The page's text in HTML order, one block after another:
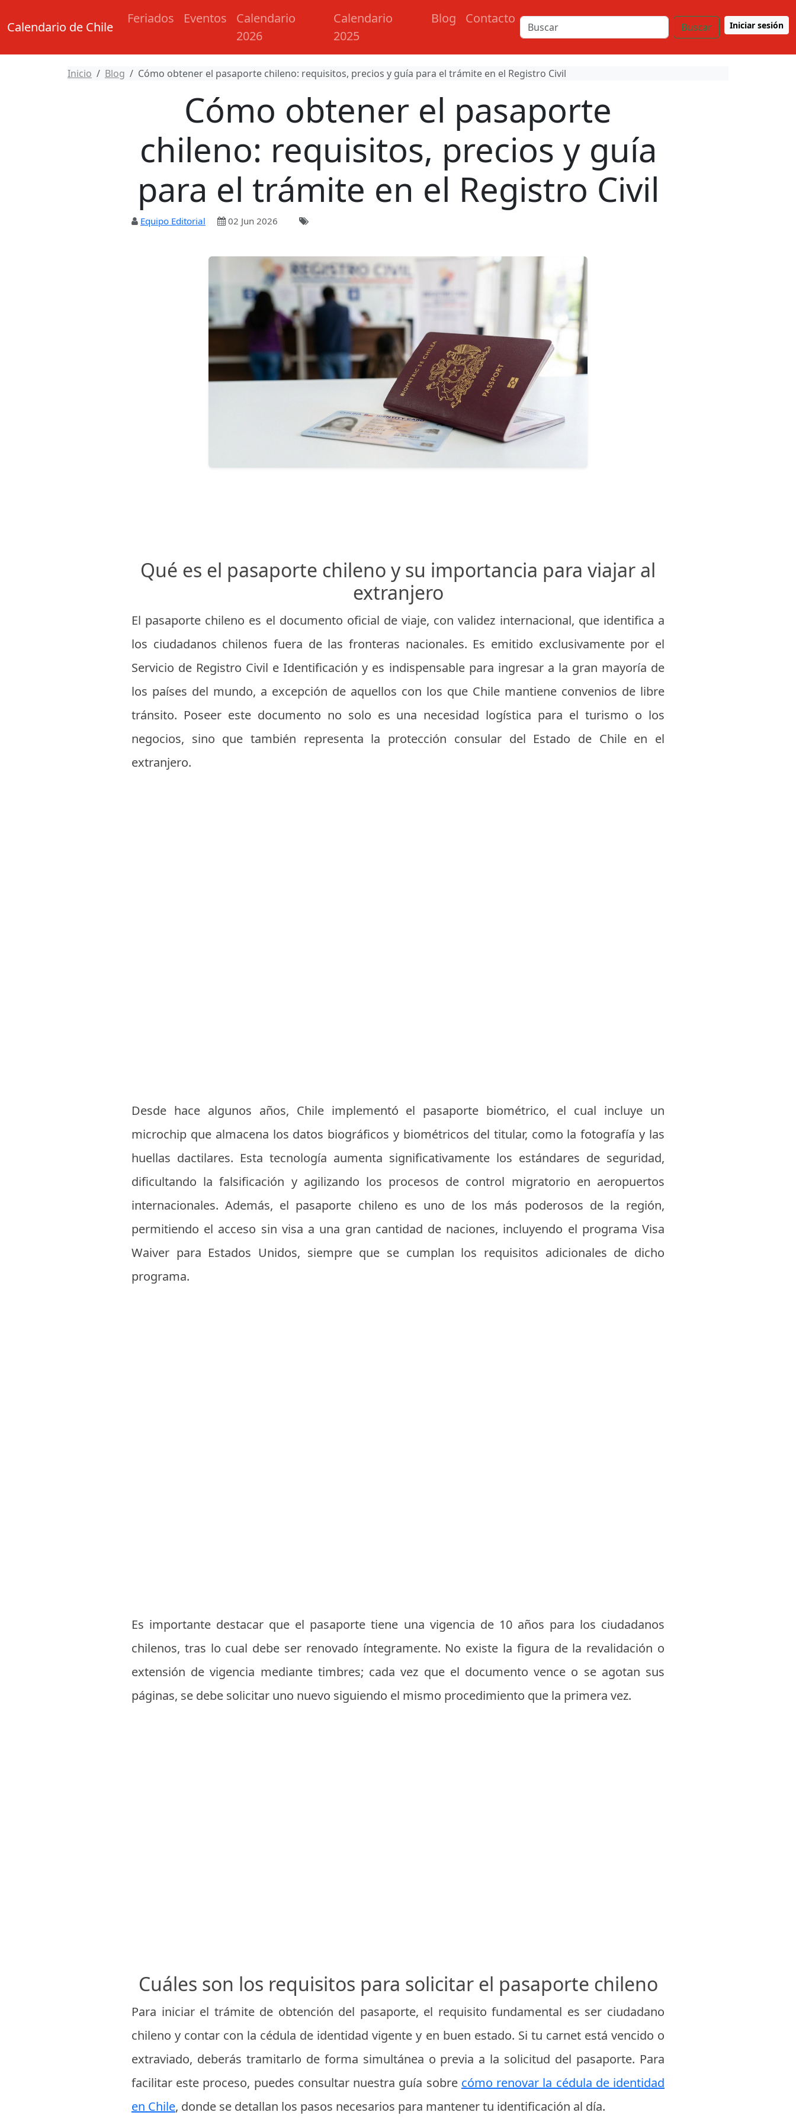
Calendario de Chile
Feriados Eventos
Calendario
2026
Calendario
2025
Blog Contacto
Buscar Iniciar sesión
Inicio Blog Cómo obtener el pasaporte chileno: requisitos, precios y guía para el trámite en el Registro Civil
Cómo obtener el pasaporte
chileno: requisitos, precios y guía
para el trámite en el Registro Civil
Equipo Editorial 02 Jun 2026
Qué es el pasaporte chileno y su importancia para viajar al
extranjero
El pasaporte chileno es el documento oficial de viaje, con validez internacional, que identifica a
los ciudadanos chilenos fuera de las fronteras nacionales. Es emitido exclusivamente por el
Servicio de Registro Civil e Identificación y es indispensable para ingresar a la gran mayoría de
los países del mundo, a excepción de aquellos con los que Chile mantiene convenios de libre
tránsito. Poseer este documento no solo es una necesidad logística para el turismo o los
negocios, sino que también representa la protección consular del Estado de Chile en el
extranjero.
Desde hace algunos años, Chile implementó el pasaporte biométrico, el cual incluye un
microchip que almacena los datos biográficos y biométricos del titular, como la fotografía y las
huellas dactilares. Esta tecnología aumenta significativamente los estándares de seguridad,
dificultando la falsificación y agilizando los procesos de control migratorio en aeropuertos
internacionales. Además, el pasaporte chileno es uno de los más poderosos de la región,
permitiendo el acceso sin visa a una gran cantidad de naciones, incluyendo el programa Visa
Waiver para Estados Unidos, siempre que se cumplan los requisitos adicionales de dicho
programa.
Es importante destacar que el pasaporte tiene una vigencia de 10 años para los ciudadanos
chilenos, tras lo cual debe ser renovado íntegramente. No existe la figura de la revalidación o
extensión de vigencia mediante timbres; cada vez que el documento vence o se agotan sus
páginas, se debe solicitar uno nuevo siguiendo el mismo procedimiento que la primera vez.
Cuáles son los requisitos para solicitar el pasaporte chileno
Para iniciar el trámite de obtención del pasaporte, el requisito fundamental es ser ciudadano
chileno y contar con la cédula de identidad vigente y en buen estado. Si tu carnet está vencido o
extraviado, deberás tramitarlo de forma simultánea o previa a la solicitud del pasaporte. Para
facilitar este proceso, puedes consultar nuestra guía sobre cómo renovar la cédula de identidad
en Chile, donde se detallan los pasos necesarios para mantener tu identificación al día.